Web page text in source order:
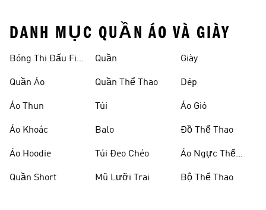
DANH MỤC QUẦN ÁO VÀ GIÀY
Bóng Thi Đấu Fifa
Quần Áo
Áo Thun
Áo Khoác
Áo Hoodie
Quần Short
Quần
Quần Thể Thao
Túi
Balo
Túi Đeo Chéo
Mũ Lưỡi Trai
Giày
Dép
Áo Gió
Đồ Thể Thao
Áo Ngực Thể
Bộ Thể Thao